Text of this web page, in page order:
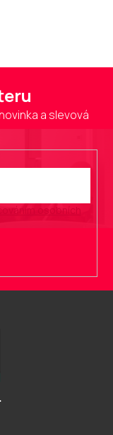
a slevová
osobních